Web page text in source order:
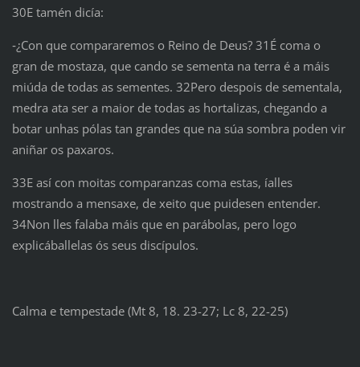
30E tamén dicía:
‑¿Con que compararemos o Reino de Deus? 31É coma o
gran de mostaza, que cando se sementa na terra é a máis
miúda de todas as sementes. 32Pero despois de sementala,
medra ata ser a maior de todas as hortalizas, chegando a
botar unhas pólas tan grandes que na súa sombra poden vir
aniñar os paxaros.
33E así con moitas comparanzas coma estas, íalles
mostrando a mensaxe, de xeito que puidesen entender.
34Non lles falaba máis que en parábolas, pero logo
explicáballelas ós seus discípulos.
Calma e tempestade (Mt 8, 18. 23-27; Lc 8, 22-25)